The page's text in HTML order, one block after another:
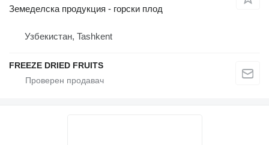
Земеделска продукция - горски плод
Узбекистан, Tashkent
FREEZE DRIED FRUITS